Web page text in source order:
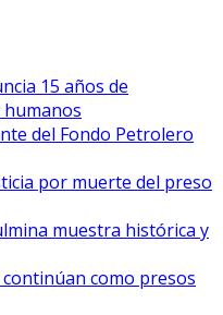
15 años de
humanos
del Fondo Petrolero
por muerte del preso
muestra histórica y
como presos